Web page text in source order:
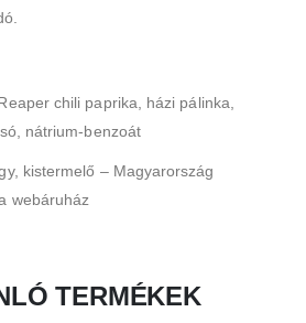
chili paprika, házi pálinka,
nátrium-benzoát
kistermelő – Magyarország
webáruház
TERMÉKEK